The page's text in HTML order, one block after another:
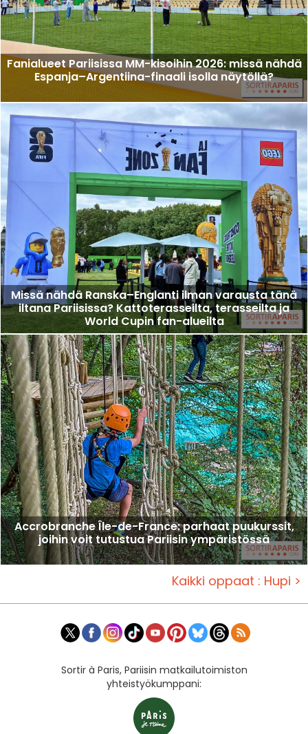
Fanialueet Pariisissa MM-kisoihin 2026: missä nähdä
Espanja–Argentiina-finaali isolla näytöllä?
Missä nähdä Ranska–Englanti ilman varausta tänä
iltana Pariisissa? Kattoterasseilta, terasseilta ja
World Cupin fan-alueilta
Accrobranche Île-de-France: parhaat puukurssit,
joihin voit tutustua Pariisin ympäristössä
Kaikki oppaat : Hupi >
Sortir à Paris, Pariisin matkailutoimiston
yhteistyökumppani: